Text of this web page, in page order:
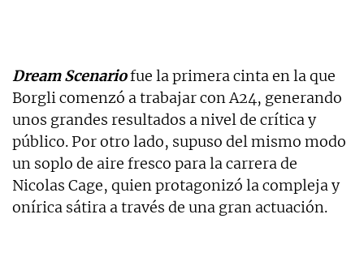
Dream Scenariofue la primera cinta en la que
Borgli comenzó a trabajar con A24, generando
unos grandes resultados a nivel de crítica y
público. Por otro lado, supuso del mismo modo
un soplo de aire fresco para la carrera de
Nicolas Cage, quien protagonizó la compleja y
onírica sátira a través de una gran actuación.